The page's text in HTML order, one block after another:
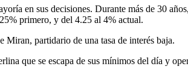
en sus decisiones. Durante más de 30
primero, y del 4.25 al 4% actual.
Miran, partidario de una tasa de interés baja.
que se escapa de sus mínimos del día y